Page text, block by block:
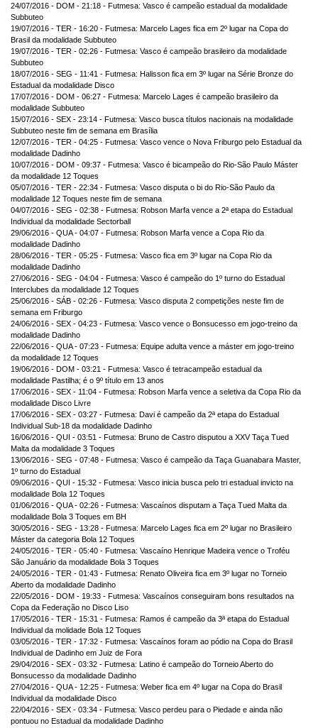
24/07/2016 - DOM - 21:18 - Futmesa: Vasco é campeão estadual da modalidade
Subbuteo
19/07/2016 - TER - 16:20 - Futmesa: Marcelo Lages fica em 2º lugar na Copa do
Brasil da modalidade Subbuteo
19/07/2016 - TER - 02:26 - Futmesa: Vasco é campeão brasileiro da modalidade
Subbuteo
18/07/2016 - SEG - 11:41 - Futmesa: Halisson fica em 3º lugar na Série Bronze do
Estadual da modalidade Disco
17/07/2016 - DOM - 06:27 - Futmesa: Marcelo Lages é campeão brasileiro da
modalidade Subbuteo
15/07/2016 - SEX - 23:14 - Futmesa: Vasco busca títulos nacionais na modalidade
Subbuteo neste fim de semana em Brasília
12/07/2016 - TER - 04:25 - Futmesa: Vasco vence o Nova Friburgo pelo Estadual da
modalidade Dadinho
10/07/2016 - DOM - 09:37 - Futmesa: Vasco é bicampeão do Rio-São Paulo Máster
da modalidade 12 Toques
05/07/2016 - TER - 22:34 - Futmesa: Vasco disputa o bi do Rio-São Paulo da
modalidade 12 Toques neste fim de semana
04/07/2016 - SEG - 02:38 - Futmesa: Robson Marfa vence a 2ª etapa do Estadual
Individual da modalidade Sectorball
29/06/2016 - QUA - 04:07 - Futmesa: Robson Marfa vence a Copa Rio da
modalidade Dadinho
28/06/2016 - TER - 05:25 - Futmesa: Vasco fica em 3º lugar na Copa Rio da
modalidade Dadinho
27/06/2016 - SEG - 04:04 - Futmesa: Vasco é campeão do 1º turno do Estadual
Interclubes da modalidade 12 Toques
25/06/2016 - SÁB - 02:26 - Futmesa: Vasco disputa 2 competições neste fim de
semana em Friburgo
24/06/2016 - SEX - 04:23 - Futmesa: Vasco vence o Bonsucesso em jogo-treino da
modalidade Dadinho
22/06/2016 - QUA - 07:23 - Futmesa: Equipe adulta vence a máster em jogo-treino
da modalidade 12 Toques
19/06/2016 - DOM - 03:21 - Futmesa: Vasco é tetracampeão estadual da
modalidade Pastilha; é o 9º título em 13 anos
17/06/2016 - SEX - 11:04 - Futmesa: Robson Marfa vence a seletiva da Copa Rio da
modalidade Disco Livre
17/06/2016 - SEX - 03:27 - Futmesa: Davi é campeão da 2ª etapa do Estadual
Individual Sub-18 da modalidade Dadinho
16/06/2016 - QUI - 03:51 - Futmesa: Bruno de Castro disputou a XXV Taça Tued
Malta da modalidade 3 Toques
13/06/2016 - SEG - 07:48 - Futmesa: Vasco é campeão da Taça Guanabara Master,
1º turno do Estadual
09/06/2016 - QUI - 15:32 - Futmesa: Vasco inicia busca pelo tri estadual invicto na
modalidade Bola 12 Toques
01/06/2016 - QUA - 02:26 - Futmesa: Vascaínos disputam a Taça Tued Malta da
modalidade Bola 3 Toques em BH
30/05/2016 - SEG - 13:28 - Futmesa: Marcelo Lages fica em 2º lugar no Brasileiro
Máster da categoria Bola 12 Toques
24/05/2016 - TER - 05:40 - Futmesa: Vascaíno Henrique Madeira vence o Troféu
São Januário da modalidade Bola 3 Toques
24/05/2016 - TER - 01:43 - Futmesa: Renato Oliveira fica em 3º lugar no Torneio
Aberto da modalidade Dadinho
22/05/2016 - DOM - 19:33 - Futmesa: Vascaínos conseguiram bons resultados na
Copa da Federação no Disco Liso
17/05/2016 - TER - 15:31 - Futmesa: Ramos é campeão da 3ª etapa do Estadual
Individual da molidade Bola 12 Toques
03/05/2016 - TER - 17:32 - Futmesa: Vascaínos foram ao pódio na Copa do Brasil
Individual de Dadinho em Juiz de Fora
29/04/2016 - SEX - 03:32 - Futmesa: Latino é campeão do Torneio Aberto do
Bonsucesso da modalidade Dadinho
27/04/2016 - QUA - 12:25 - Futmesa: Weber fica em 4º lugar na Copa do Brasil
Individual da modalidade Disco
22/04/2016 - SEX - 03:34 - Futmesa: Vasco perdeu para o Piedade e ainda não
pontuou no Estadual da modalidade Dadinho